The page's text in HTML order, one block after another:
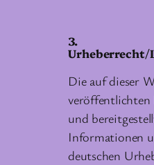
3.
Die auf dieser
veröffentlichten
und
Informationen
deutschen